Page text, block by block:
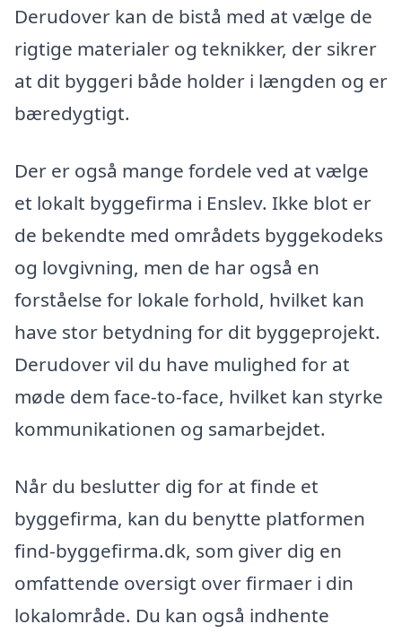
Derudover kan de bistå med at vælge de
rigtige materialer og teknikker, der sikrer
at dit byggeri både holder i længden og er
bæredygtigt.
Der er også mange fordele ved at vælge
et lokalt byggefirma i Enslev. Ikke blot er
de bekendte med områdets byggekodeks
og lovgivning, men de har også en
forståelse for lokale forhold, hvilket kan
have stor betydning for dit byggeprojekt.
Derudover vil du have mulighed for at
møde dem face-to-face, hvilket kan styrke
kommunikationen og samarbejdet.
Når du beslutter dig for at finde et
byggefirma, kan du benytte platformen
find-byggefirma.dk, som giver dig en
omfattende oversigt over firmaer i din
lokalområde. Du kan også indhente